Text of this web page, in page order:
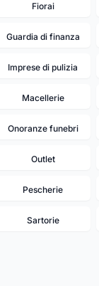
Fiorai
Guardia di finanza
Imprese di pulizia
Macellerie
Onoranze funebri
Outlet
Pescherie
Sartorie